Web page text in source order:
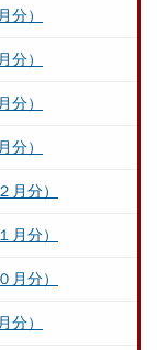
分）
分）
分）
分）
月分）
月分）
月分）
分）